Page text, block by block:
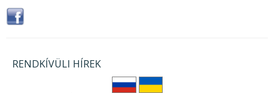
RENDKÍVÜLI HÍREK